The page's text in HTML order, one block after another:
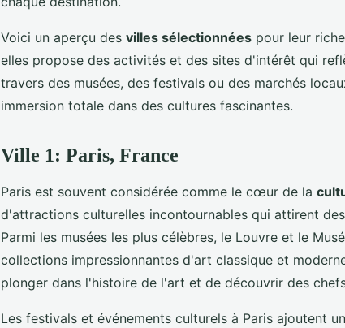
Voici un aperçu des villes sélectionnées pour leur
elles propose des activités et des sites d'intérêt qui
travers des musées, des festivals ou des marchés
immersion totale dans des cultures fascinantes.
Ville 1: Paris, France
Paris est souvent considérée comme le cœur de la
d'attractions culturelles incontournables qui attirent
Parmi les musées les plus célèbres, le Louvre et le
collections impressionnantes d'art classique et
plonger dans l'histoire de l'art et de découvrir des
Les festivals et événements culturels à Paris ajoutent